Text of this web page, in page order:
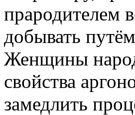
прародителем
добывать
Женщины
свойства
замедлить